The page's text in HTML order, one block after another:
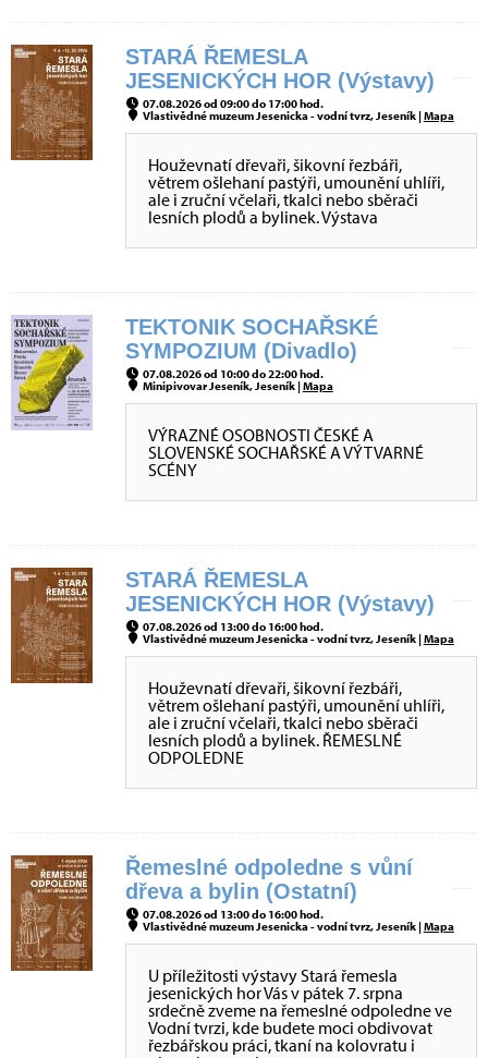
STARÁ ŘEMESLA
JESENICKÝCH HOR (Výstavy)
07.08.2026 od 09:00 do 17:00 hod.
Vlastivědné muzeum Jesenicka - vodní tvrz, Jeseník |Mapa
Houževnatí dřevaři, šikovní řezbáři,
větrem ošlehaní pastýři, umounění uhlíři,
ale i zruční včelaři, tkalci nebo sběrači
lesních plodů a bylinek. Výstava
TEKTONIK SOCHAŘSKÉ
SYMPOZIUM (Divadlo)
07.08.2026 od 10:00 do 22:00 hod.
Minipivovar Jeseník, Jeseník |Mapa
VÝRAZNÉ OSOBNOSTI ČESKÉ A
SLOVENSKÉ SOCHAŘSKÉ A VÝTVARNÉ
SCÉNY
STARÁ ŘEMESLA
JESENICKÝCH HOR (Výstavy)
07.08.2026 od 13:00 do 16:00 hod.
Vlastivědné muzeum Jesenicka - vodní tvrz, Jeseník |Mapa
Houževnatí dřevaři, šikovní řezbáři,
větrem ošlehaní pastýři, umounění uhlíři,
ale i zruční včelaři, tkalci nebo sběrači
lesních plodů a bylinek. ŘEMESLNÉ
ODPOLEDNE
Řemeslné odpoledne s vůní
dřeva a bylin (Ostatní)
07.08.2026 od 13:00 do 16:00 hod.
Vlastivědné muzeum Jesenicka - vodní tvrz, Jeseník |Mapa
U příležitosti výstavy Stará řemesla
jesenických hor Vás v pátek 7. srpna
srdečně zveme na řemeslné odpoledne ve
Vodní tvrzi, kde budete moci obdivovat
řezbářskou práci, tkaní na kolovratu i